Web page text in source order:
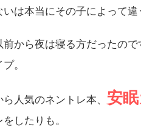
いは本当にその子によって違
前から夜は寝る方だったの
。
人気のネントレ本、 安
したりも。